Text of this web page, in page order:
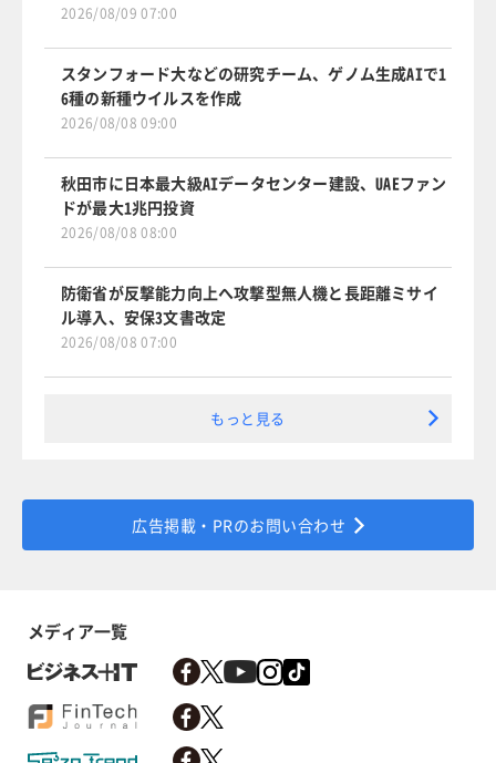
2026/08/09 07:00
スタンフォード大などの研究チーム、ゲノム生成AIで1
6種の新種ウイルスを作成
2026/08/08 09:00
秋田市に日本最大級AIデータセンター建設、UAEファン
ドが最大1兆円投資
2026/08/08 08:00
防衛省が反撃能力向上へ攻撃型無人機と長距離ミサイ
ル導入、安保3文書改定
2026/08/08 07:00
もっと見る
広告掲載・PRのお問い合わせ
メディア一覧